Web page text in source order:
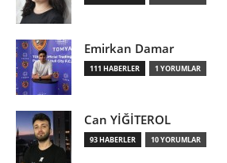
Emirkan Damar
111 HABERLER 1 YORUMLAR
Can YİĞİTEROL
93 HABERLER 10 YORUMLAR